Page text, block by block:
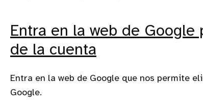
Entra en la web de
de la cuenta
Entra en la web de Google que nos permite
Google.